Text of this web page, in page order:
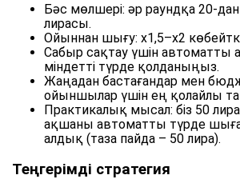
Бәс мөлшері: әр раундқа 20-дан
лирасы.
Ойыннан шығу: х1,5–х2
Сабыр сақтау үшін
міндетті түрде қолданыңыз.
Жаңадан бастағандар мен
ойыншылар үшін ең қолайлы
Практикалық мысал: біз 50
ақшаны автоматты түрде
алдық (таза пайда – 50 лира).
Теңгерімді стратегия